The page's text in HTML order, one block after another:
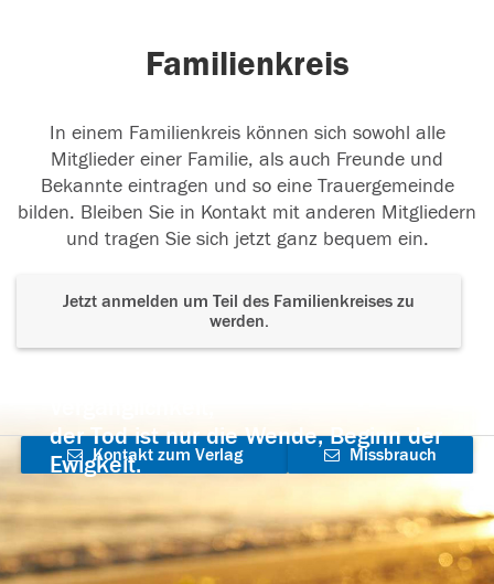
Familienkreis
In einem Familienkreis können sich sowohl alle
Mitglieder einer Familie, als auch Freunde und
Bekannte eintragen und so eine Trauergemeinde
bilden. Bleiben Sie in Kontakt mit anderen Mitgliedern
und tragen Sie sich jetzt ganz bequem ein.
Jetzt anmelden um Teil des Familienkreises zu
werden.
der Tod ist nur die Wende, Beginn der
Ewigkeit.
Kontakt zum Verlag
aufnehmen
Missbrauch